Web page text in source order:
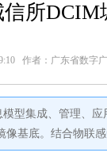
信所DCIM
作者：广东省数
型集成、管理、
基底。结合物联